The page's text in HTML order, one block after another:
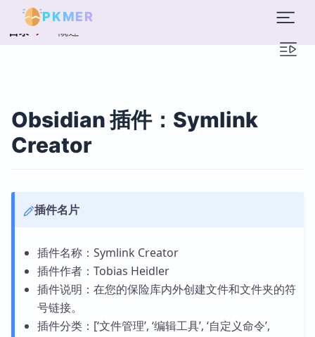
PKMER
目录 概述
Obsidian 插件：Symlink
Creator
插件名片
插件名称：Symlink Creator
插件作者：Tobias Heidler
插件说明：在您的保险库内外创建文件和文件夹的符
号链接。
插件分类：[‘文件管理’, ‘编辑工具’, ‘自定义命令’,